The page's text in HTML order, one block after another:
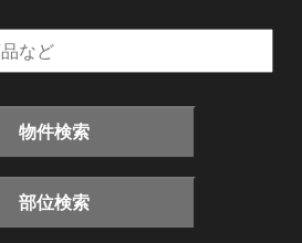
物件検索
部位検索